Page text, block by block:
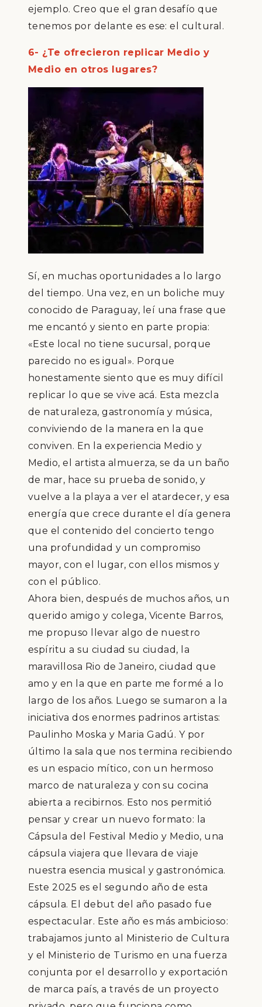
ejemplo. Creo que el gran desafío que
tenemos por delante es ese: el cultural.
6- ¿Te ofrecieron replicar Medio y
Medio en otros lugares?
Sí, en muchas oportunidades a lo largo
del tiempo. Una vez, en un boliche muy
conocido de Paraguay, leí una frase que
me encantóy siento en parte propia:
«Este local no tiene sucursal, porque
parecido no es igual». Porque
honestamente siento que es muy difícil
replicar lo que se vive acá. Esta mezcla
de naturaleza, gastronomía y música,
conviviendo de la manera en la que
conviven. En la experiencia Medio y
Medio, el artista almuerza, se da un baño
de mar, hace su prueba de sonido, y
vuelve a la playa a ver el atardecer, y esa
energía que crece durante el d ía genera
que el contenido del concierto tengo
una profundidad y un compromiso
mayor, con el lugar, con ellos mismos y
con el público.
Ahora bien, después de muchos años, un
querido amigo y colega, Vicente Barros,
me propuso llevar algo de nuestro
espíritu a su ciudad su ciudad, la
maravillosa Rio de Janeiro, ciudad que
amo y en la que en parte me forméa lo
largo de los años. Luego se sumaron a la
iniciativa dos enormes padrinos artistas:
Paulinho Moska y Maria Gad ú . Y por
ú ltimo la sala que nos termina recibiendo
es un espacio mítico, con un hermoso
marco de naturaleza y con su cocina
abierta a recibirnos. Esto nos permitió
pensar y crear un nuevo formato: la
Cápsula del Festival Medio y Medio, una
cápsula viajera que llevara de viaje
nuestra esencia musical y gastronómica.
Este 2025 es el segundo año de esta
cápsula. El debut del año pasado fue
espectacular. Este año es más ambicioso:
trabajamos junto al Ministerio de Cultura
y el Ministerio de Turismo en una fuerza
conjunta por el desarrollo y exportación
de marca país, a través de un proyecto